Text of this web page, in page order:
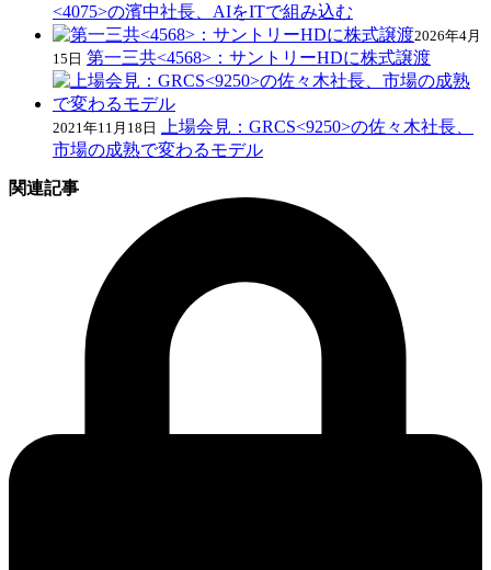
<4075>の濱中社長、AIをITで組み込む
2026年4月
15日 第一三共<4568>：サントリーHDに株式譲渡
2021年11月18日
上場会見：GRCS<9250>の佐々木社長、
市場の成熟で変わるモデル
関連記事